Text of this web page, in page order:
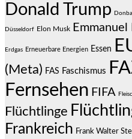
Donald Trump
Düsseldorf Elon Musk
Erdgas Erneuerbare Energien Essen
(Meta) FAS Faschismus
Fernsehen FIFA
Flüchtlinge
Frankreich Frank Walter